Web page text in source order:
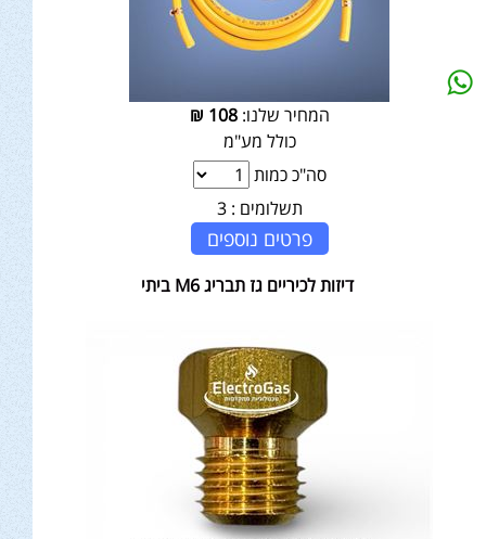
המחיר שלנו:108
₪
כולל מע"מ
סה"כ כמות
תשלומים : 3
פרטים נוספים
דיזות לכיריים גז תבריג M6 ביתי